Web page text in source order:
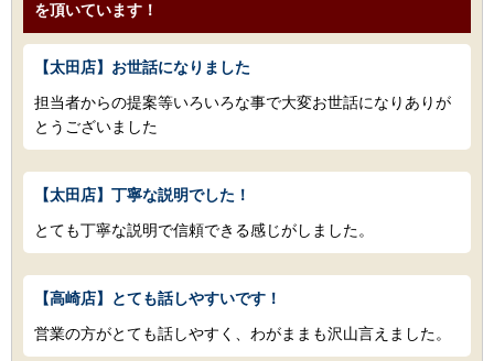
を頂いています！
【太田店】お世話になりました
担当者からの提案等いろいろな事で大変お世話になりありが
とうございました
【太田店】丁寧な説明でした！
とても丁寧な説明で信頼できる感じがしました。
【高崎店】とても話しやすいです！
営業の方がとても話しやすく、わがままも沢山言えました。